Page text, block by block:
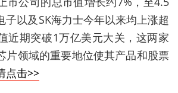
子以及SK海力士今年以来均上涨超
近期突破1万亿美元大关，这两家
片领域的重要地位使其产品和股票
点击>>